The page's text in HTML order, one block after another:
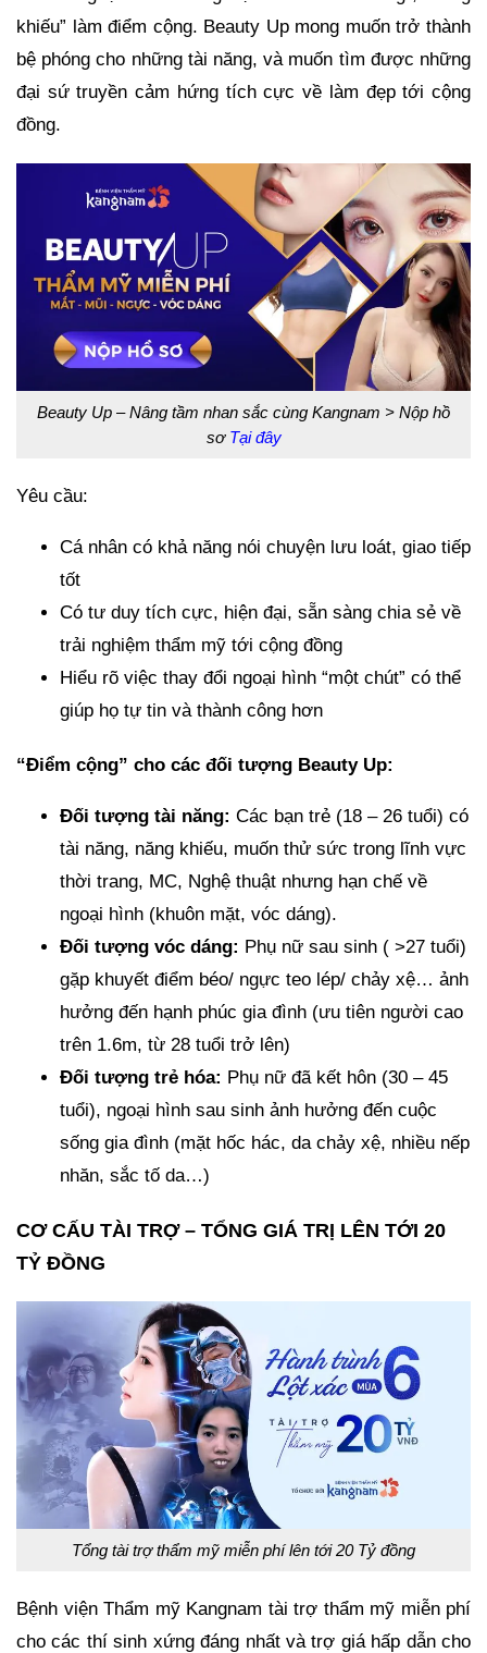
khiếu” làm điểm cộng. Beauty Up mong muốn trở thành
bệ phóng cho những tài năng, và muốn tìm được những
đại sứ truyền cảm hứng tích cực về làm đẹp tới cộng
đồng.
Beauty Up – Nâng tầm nhan sắc cùng Kangnam > Nộp hồ
sơ Tại đây
Yêu cầu:
Cá nhân có khả năng nói chuyện lưu loát, giao tiếp
tốt
Có tư duy tích cực, hiện đại, sẵn sàng chia sẻ về
trải nghiệm thẩm mỹ tới cộng đồng
Hiểu rõ việc thay đổi ngoại hình “một chút” có thể
giúp họ tự tin và thành công hơn
“Điểm cộng” cho các đối tượng Beauty Up:
Đối tượng tài năng: Các bạn trẻ (18 – 26 tuổi) có
tài năng, năng khiếu, muốn thử sức trong lĩnh vực
thời trang, MC, Nghệ thuật nhưng hạn chế về
ngoại hình (khuôn mặt, vóc dáng).
Đối tượng vóc dáng: Phụ nữ sau sinh ( >27 tuổi)
gặp khuyết điểm béo/ ngực teo lép/ chảy xệ… ảnh
hưởng đến hạnh phúc gia đình (ưu tiên người cao
trên 1.6m, từ 28 tuổi trở lên)
Đối tượng trẻ hóa: Phụ nữ đã kết hôn (30 – 45
tuổi), ngoại hình sau sinh ảnh hưởng đến cuộc
sống gia đình (mặt hốc hác, da chảy xệ, nhiều nếp
nhăn, sắc tố da…)
CƠ CẤU TÀI TRỢ – TỔNG GIÁ TRỊ LÊN TỚI 20
TỶ ĐỒNG
Tổng tài trợ thẩm mỹ miễn phí lên tới 20 Tỷ đồng
Bệnh viện Thẩm mỹ Kangnam tài trợ thẩm mỹ miễn phí
cho các thí sinh xứng đáng nhất và trợ giá hấp dẫn cho